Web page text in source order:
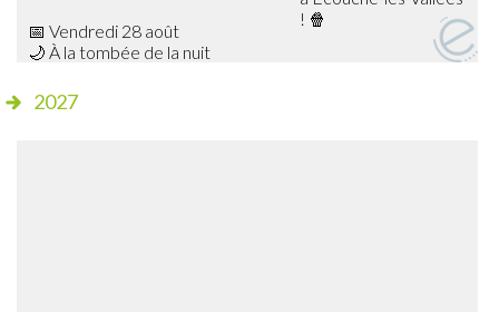
📅 Vendredi 28 août
🌙 À la tombée de la nuit
🎥 Cette année, découvrez Les Bad Guys, un film
2027